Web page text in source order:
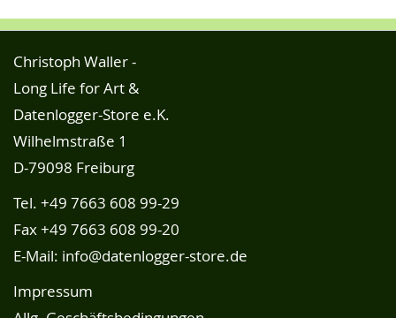
Christoph Waller -
Long Life for Art &
Datenlogger-Store e.K.
Wilhelmstraße 1
D-79098 Freiburg
Tel. +49 7663 608 99-29
Fax +49 7663 608 99-20
E-Mail: info@datenlogger-store.de
Impressum